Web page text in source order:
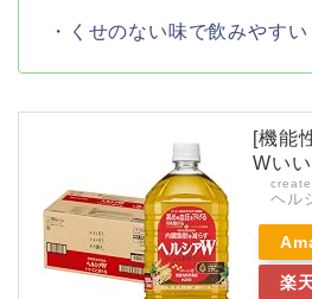
・くせのない味で飲みやすい
[機能
Wい
ヘル
楽